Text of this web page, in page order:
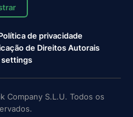
de privacidade
de Direitos Autorais
S.L.U. Todos os